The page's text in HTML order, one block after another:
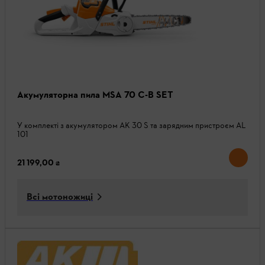
Акумуляторна пила MSA 70 C-B SET
У комплекті з акумулятором AK 30 S та зарядним пристроєм AL
101
21 199,00 ₴
Всі мотоножиці